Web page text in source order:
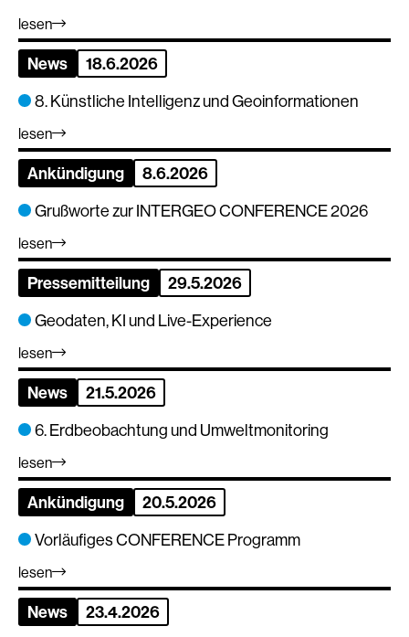
lesen
8. Künstliche Intelligenz und Geoinformationen
News 18.6.2026
lesen
Grußworte zur INTERGEO CONFERENCE 2026
Ankündigung 8.6.2026
lesen
Geodaten, KI und Live-Experience
Pressemitteilung 29.5.2026
lesen
6. Erdbeobachtung und Umweltmonitoring
News 21.5.2026
lesen
Vorläufiges CONFERENCE Programm
Ankündigung 20.5.2026
lesen
News 23.4.2026